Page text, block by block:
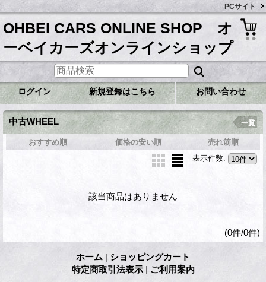
PCサイト
OHBEI CARS ONLINE SHOP オ
ーベイカーズオンラインショップ
ログイン 新規登録はこちら お問い合わせ
中古WHEEL 一覧
おすすめ順 価格の安い順
売れ筋順
表示件数:
該当商品はありません
(0件/0件)
ホーム | ショッピングカート
特定商取引法表示 | ご利用案内